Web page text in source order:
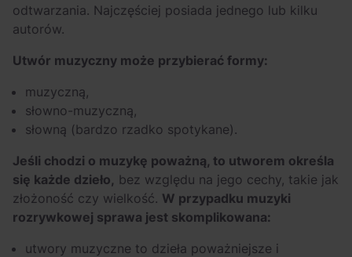
odtwarzania. Najczęściej posiada jednego lub kilku
autorów.
Utwór muzyczny może przybierać formy:
muzyczną,
słowno-muzyczną,
słowną (bardzo rzadko spotykane).
Jeśli chodzi o muzykę poważną, to utworem określa
się każde dzieło,
bez względu na jego cechy, takie jak
złożoność czy wielkość. W przypadku muzyki
rozrywkowej sprawa jest skomplikowana:
utwory muzyczne to dzieła poważniejsze i